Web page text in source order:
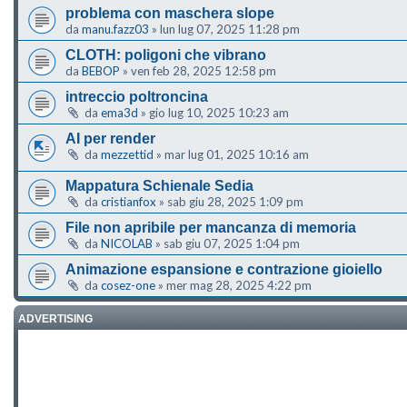
problema con maschera slope
da manu.fazz03 » lun lug 07, 2025 11:28 pm
CLOTH: poligoni che vibrano
da BEBOP » ven feb 28, 2025 12:58 pm
intreccio poltroncina
da ema3d » gio lug 10, 2025 10:23 am
AI per render
da mezzettid » mar lug 01, 2025 10:16 am
Mappatura Schienale Sedia
da cristianfox » sab giu 28, 2025 1:09 pm
File non apribile per mancanza di memoria
da NICOLAB » sab giu 07, 2025 1:04 pm
Animazione espansione e contrazione gioiello
da cosez-one » mer mag 28, 2025 4:22 pm
ADVERTISING